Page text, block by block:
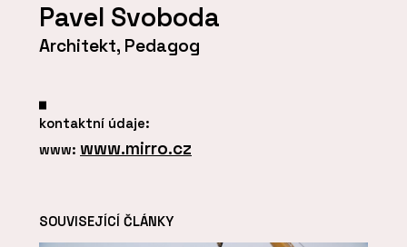
Pavel Svoboda
Architekt, Pedagog
kontaktní údaje:
www: www.mirro.cz
SOUVISEJÍCÍ ČLÁNKY